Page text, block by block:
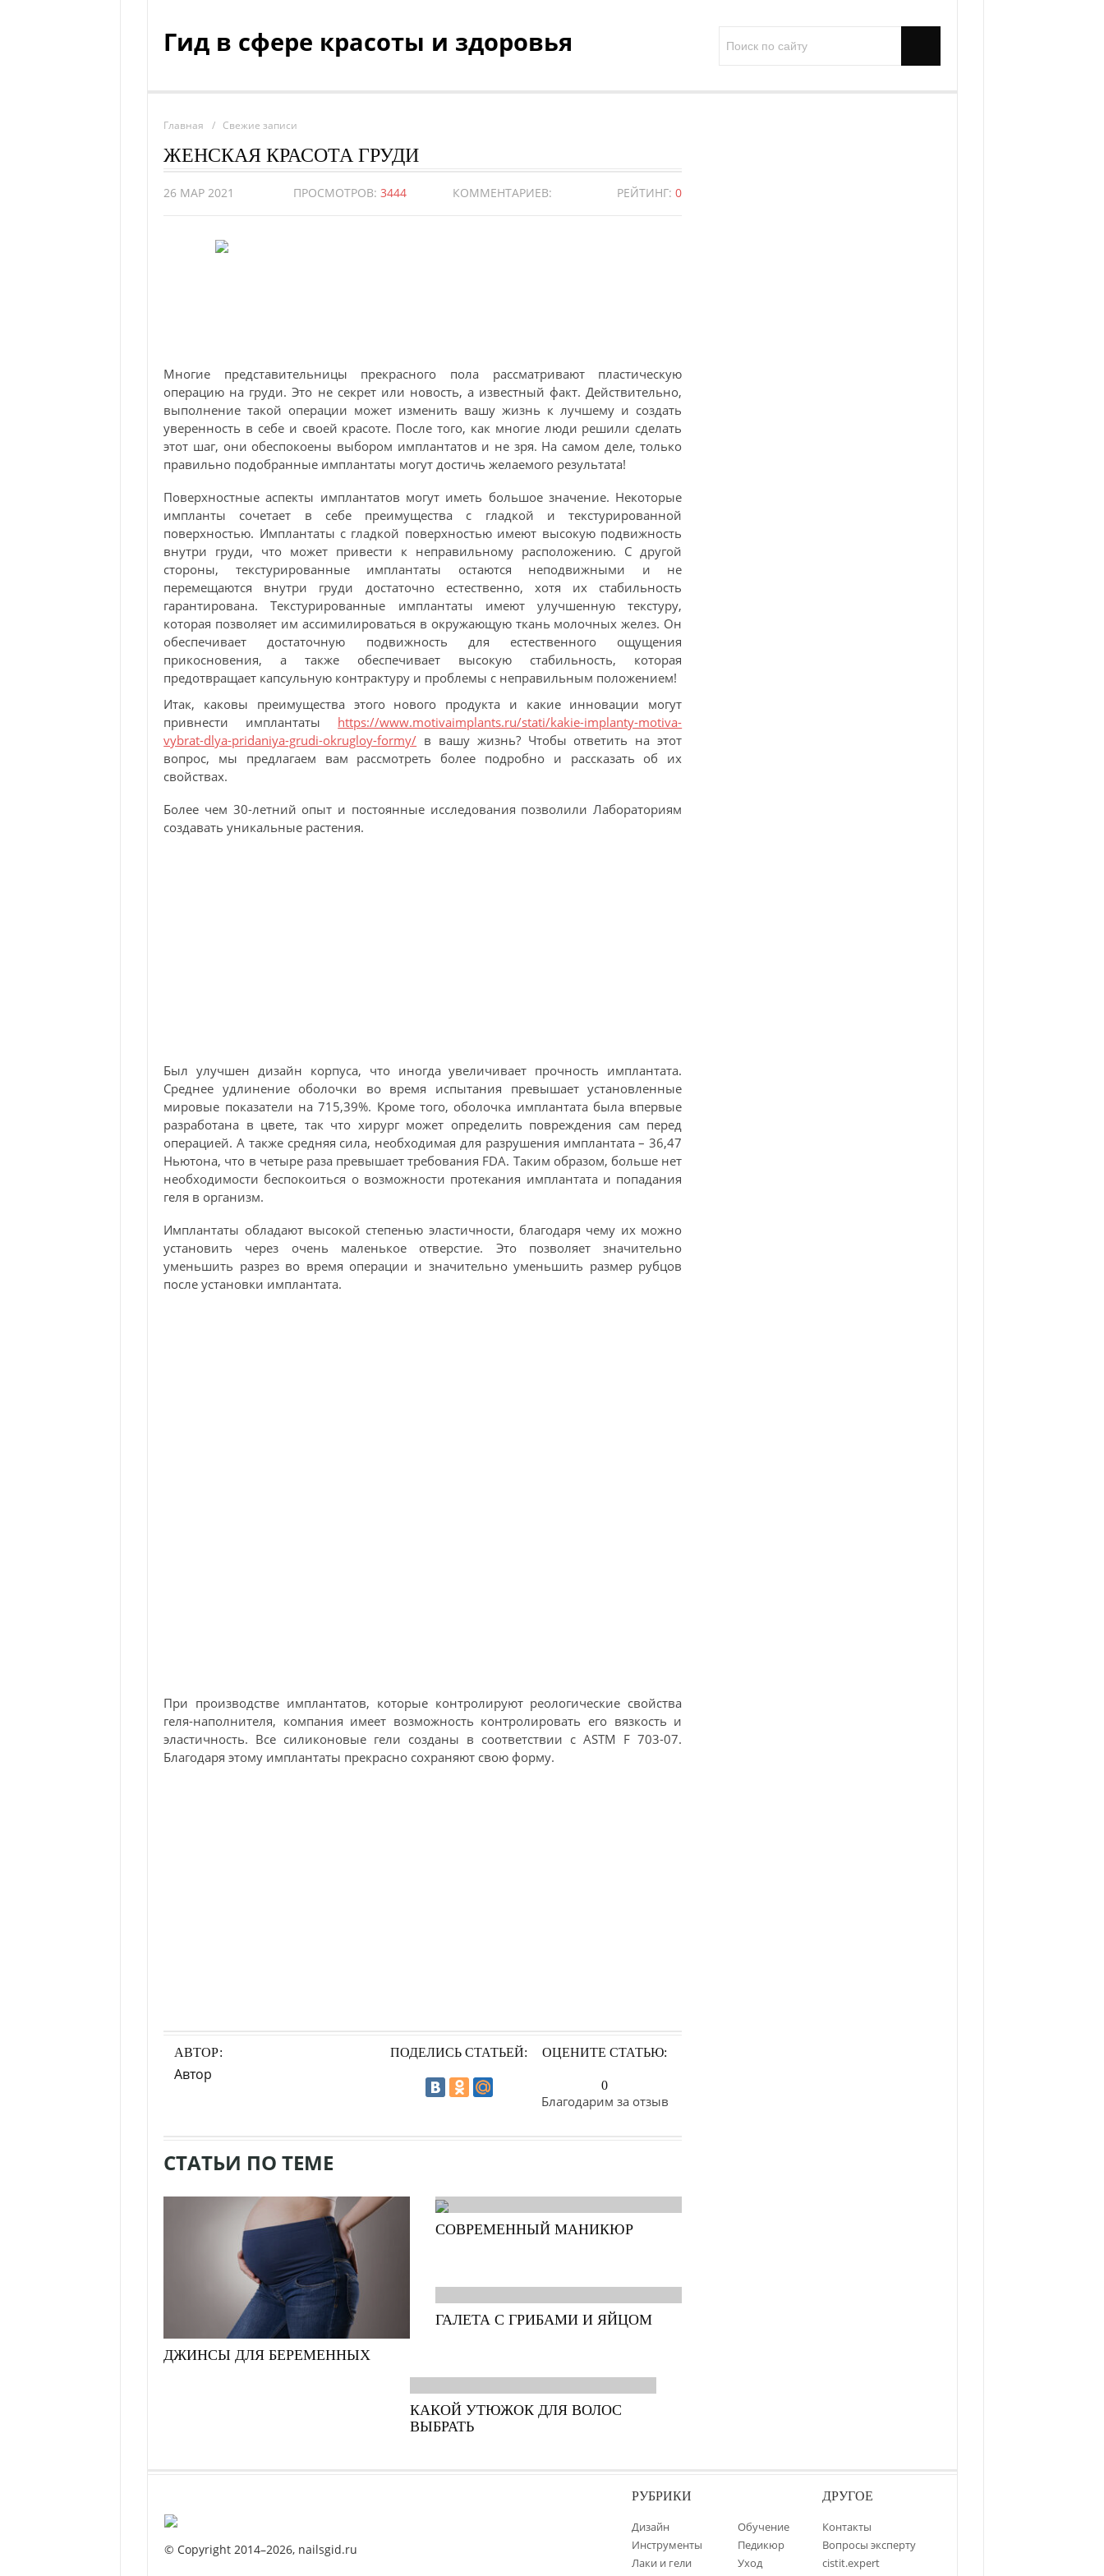
Гид в сфере красоты и здоровья
Главная Свежие записи
ЖЕНСКАЯ КРАСОТА ГРУДИ
26 МАР 2021 ПРОСМОТРОВ: 3444 КОММЕНТАРИЕВ: РЕЙТИНГ:0
Многие представительницы прекрасного пола рассматривают пластическую
операцию на груди. Это не секрет или новость, а известный факт. Действительно,
выполнение такой операции может изменить вашу жизнь к лучшему и создать
уверенность в себе и своей красоте. После того, как многие люди решили сделать
этот шаг, они обеспокоены выбором имплантатов и не зря. На самом деле, только
правильно подобранные имплантаты могут достичь желаемого результата!
Поверхностные аспекты имплантатов могут иметь большое значение. Некоторые
импланты сочетает в себе преимущества с гладкой и текстурированной
поверхностью. Имплантаты с гладкой поверхностью имеют высокую подвижность
внутри груди, что может привести к неправильному расположению. С другой
стороны, текстурированные имплантаты остаются неподвижными и не
перемещаются внутри груди достаточно естественно, хотя их стабильность
гарантирована. Текстурированные имплантаты имеют улучшенную текстуру,
которая позволяет им ассимилироваться в окружающую ткань молочных желез. Он
обеспечивает достаточную подвижность для естественного ощущения
прикосновения, а также обеспечивает высокую стабильность, которая
предотвращает капсульную контрактуру и проблемы с неправильным положением!
Итак, каковы преимущества этого нового продукта и какие инновации могут
привнести имплантаты https://www.motivaimplants.ru/stati/kakie-implanty-motiva-
vybrat-dlya-pridaniya-grudi-okrugloy-formy/ в вашу жизнь? Чтобы ответить на этот
вопрос, мы предлагаем вам рассмотреть более подробно и рассказать об их
свойствах.
Более чем 30-летний опыт и постоянные исследования позволили Лабораториям
создавать уникальные растения.
Был улучшен дизайн корпуса, что иногда увеличивает прочность имплантата.
Среднее удлинение оболочки во время испытания превышает установленные
мировые показатели на 715,39%. Кроме того, оболочка имплантата была впервые
разработана в цвете, так что хирург может определить повреждения сам перед
операцией. А также средняя сила, необходимая для разрушения имплантата – 36,47
Ньютона, что в четыре раза превышает требования FDA. Таким образом, больше нет
необходимости беспокоиться о возможности протекания имплантата и попадания
геля в организм.
Имплантаты обладают высокой степенью эластичности, благодаря чему их можно
установить через очень маленькое отверстие. Это позволяет значительно
уменьшить разрез во время операции и значительно уменьшить размер рубцов
после установки имплантата.
При производстве имплантатов, которые контролируют реологические свойства
геля-наполнителя, компания имеет возможность контролировать его вязкость и
эластичность. Все силиконовые гели созданы в соответствии с ASTM F 703-07.
Благодаря этому имплантаты прекрасно сохраняют свою форму.
АВТОР:
Автор
ПОДЕЛИСЬ СТАТЬЕЙ: ОЦЕНИТЕ СТАТЬЮ:
0
Благодарим за отзыв
СТАТЬИ ПО ТЕМЕ
СОВРЕМЕННЫЙ МАНИКЮР
ДЖИНСЫ ДЛЯ БЕРЕМЕННЫХ
ГАЛЕТА С ГРИБАМИ И ЯЙЦОМ
КАКОЙ УТЮЖОК ДЛЯ ВОЛОС
ВЫБРАТЬ
© Copyright 2014–2026, nailsgid.ru
РУБРИКИ
Дизайн
Инструменты
Лаки и гели
Обучение
Педикюр
Уход
ДРУГОЕ
Контакты
Вопросы эксперту
cistit.expert